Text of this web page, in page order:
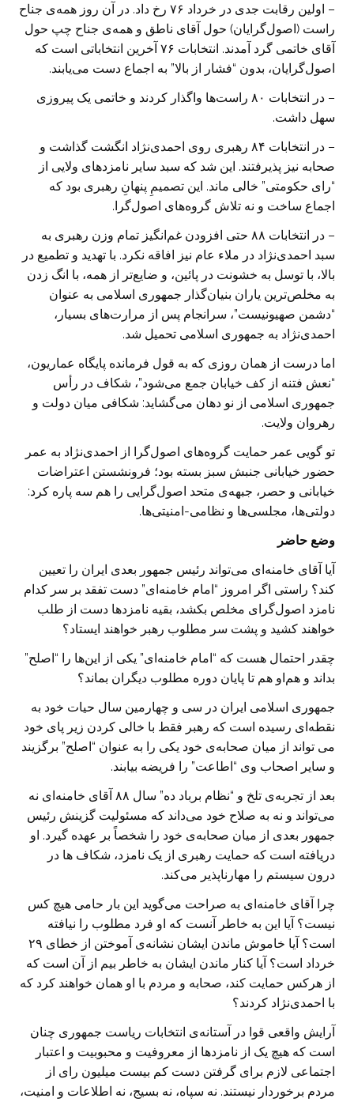
– اولین رقابت جدی در خرداد ۷۶ رخ داد. در آن روز همه‌ی جناح
راست (اصول‌گرایان) حول آقای ناطق و همه‌ی جناح چپ حول
آقای خاتمی گرد آمدند. انتخابات ۷۶ آخرین انتخاباتی است که
اصول‌گرایان، بدون “فشار از بالا” به اجماع دست می‌یابند.
– در انتخابات ۸۰ راست‌ها واگذار کردند و خاتمی یک پیروزی
سهل داشت.
– در انتخابات ۸۴ رهبری روی احمدی‌نژاد انگشت گذاشت و
صحابه نیز پذیرفتند. این شد که سبد سایر نامزدهای ولایی از
“رای حکومتی” خالی ماند. این تصمیمِ پنهانِ رهبری بود که
اجماع ساخت و نه تلاش گروه‌های اصول‌گرا.
– در انتخابات ۸۸ حتی افزودن غم‌انگیز تمام وزن رهبری به
سبد احمدی‌نژاد در ملاء عام نیز افاقه نکرد. با تهدید و تطمیع در
بالا، با توسل به خشونت در پائین، و ضایع‌تر از همه، با انگ زدن
به مخلص‌ترین یاران بنیان‌گذار جمهوری اسلامی به عنوان
“دشمن صهیونیست”، سرانجام پس از مرارت‌های بسیار،
احمدی‌نژاد به جمهوری اسلامی تحمیل شد.
اما درست از همان روزی که به قول فرمانده پایگاه عماریون،
“نعش فتنه از کف خیابان جمع می‌شود”، شکاف در رأس
جمهوری اسلامی از نو دهان می‌گشاید: شکافی میان دولت و
رهروان ولایت.
تو گویی عمر حمایت گروه‌های اصول‌گرا از احمدی‌نژاد به عمر
حضور خیابانی جنبش سبز بسته بود؛ فرونشستن اعتراضات
خیابانی و حصر، جبهه‌ی متحد اصول‌گرایی را هم سه پاره کرد:
دولتی‌ها، مجلسی‌ها و نظامی-امنیتی‌ها.
وضع حاضر
آیا آقای خامنه‌ای می‌تواند رئیس جمهور بعدی ایران را تعیین
کند؟ راستی اگر امروز “امام خامنه‌ای” دست تفقد بر سر کدام
نامزد اصول‌گرای مخلص بکشد، بقیه نامزدها دست از طلب
خواهند کشید و پشت سر مطلوب رهبر خواهند ایستاد؟
چقدر احتمال هست که “امام خامنه‌ای” یکی از این‌ها را “اصلح”
بداند و هم‌او هم تا پایان دوره مطلوب دیگران بماند؟
جمهوری اسلامی ایران در سی و چهارمین سال حیات خود به
نقطه‌ای رسیده است که رهبر فقط با خالی کردن زیر پای خود
می تواند از میان صحابه‌ی خود یکی را به عنوان “اصلح” برگزیند
و سایر اصحاب وی “اطاعت” را فریضه بیابند.
بعد از تجربه‌ی تلخ و “نظام برباد ده” سال ۸۸ آقای خامنه‌ای نه
می‌تواند و نه به صلاح خود می‌داند که مسئولیت گزینش رئیس
جمهور بعدی از میان صحابه‌ی خود را شخصاً بر عهده گیرد. او
دریافته است که حمایت رهبری از یک نامزد، شکاف ها در
درون سیستم را مهارناپذیر می‌کند.
چرا آقای خامنه‌ای به صراحت می‌گوید این بار حامی هیچ کس
نیست؟ آیا این به خاطر آنست که او فرد مطلوب را نیافته
است؟ آیا خاموش ماندن ایشان نشانه‌ی آموختن از خطای ۲۹
خرداد است؟ آیا کنار ماندن ایشان به خاطر بیم از آن است که
از هرکس حمایت کند، صحابه و مردم با او همان خواهند کرد که
با احمدی‌نژاد کردند؟
آرایش واقعی قوا در آستانه‌ی انتخابات ریاست جمهوری چنان
است که هیچ یک از نامزدها از معروفیت و محبوبیت و اعتبار
اجتماعی لازم برای گرفتن دست کم بیست میلیون رای از
مردم برخوردار نیستند. نه سپاه، نه بسیج، نه اطلاعات و امنیت،